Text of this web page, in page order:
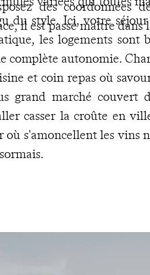
des coordonnées
il est passé maître
du style. Ici, votre
les logements sont
complète autonomie.
et coin repas où
grand marché couvert
casser la croûte en
où s'amoncellent les vins